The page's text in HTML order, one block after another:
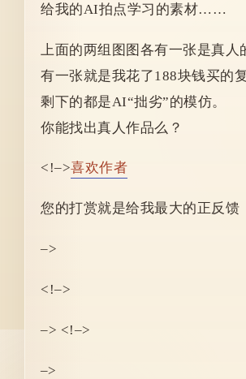
给我的AI拍点学习的素材……
上面的两组图图各有一张是真人
有一张就是我花了188块钱买的
剩下的都是AI“拙劣”的模仿。
你能找出真人作品么？
<!–>喜欢作者
您的打赏就是给我最大的正反馈
–>
<!–>
–> <!–>
–>